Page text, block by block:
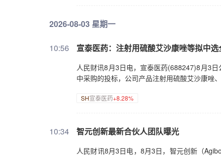
2026-08-03 星期一
10:56 宣泰医药：注射用硫酸艾沙康唑等拟中
人民财讯8月3日电，宣泰医药(688247)8月3
中采购的投标，公司产品注射用硫酸艾沙康唑
SH宣泰医药+8.28%
10:34 智元创新最新合伙人团队曝光
人民财讯8月3日电，8月3日，智元创新（